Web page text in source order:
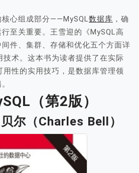
心组成部分——MySQL数据库 ，确
至关重要。王雪迎的《MySQL高
件、集群、存储和优化五个方面详
技术。这本书为读者提供了在实际
用性的实用技巧，是数据库管理领
（第2版）
尔（Charles Bell）